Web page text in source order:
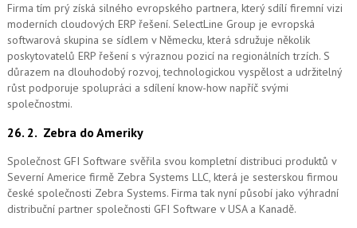
Firma tím prý získá silného evropského partnera, který sdílí firemní vizi
moderních cloudových ERP řešení. SelectLine Group je evropská
softwarová skupina se sídlem v Německu, která sdružuje několik
poskytovatelů ERP řešení s výraznou pozicí na regionálních trzích. S
důrazem na dlouhodobý rozvoj, technologickou vyspělost a udržitelný
růst podporuje spolupráci a sdílení know-how napříč svými
společnostmi.
26. 2. Zebra do Ameriky
Společnost GFI Software svěřila svou kompletní distribuci produktů v
Severní Americe firmě Zebra Systems LLC, která je sesterskou firmou
české společnosti Zebra Systems. Firma tak nyní působí jako výhradní
distribuční partner společnosti GFI Software v USA a Kanadě.